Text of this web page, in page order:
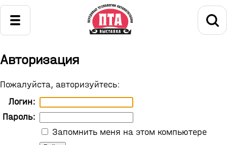
Авторизация
Пожалуйста, авторизуйтесь:
Логин:
Пароль:
Запомнить меня на этом компьютере